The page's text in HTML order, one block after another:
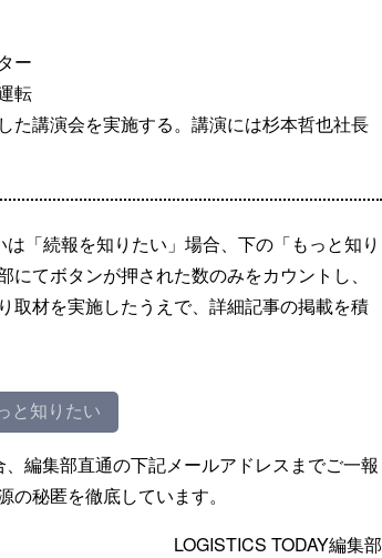
ー
転
た講演会を実施する。講演には杉本哲也社長
「続報を知りたい」場合、下の「もっと知り
てボタンが押された数のみをカウントし、
取材を実施したうえで、詳細記事の掲載を積
と知りたい
編集部直通の下記メールアドレスまでご一報
秘匿を徹底しています。
LOGISTICS TODAY編集部